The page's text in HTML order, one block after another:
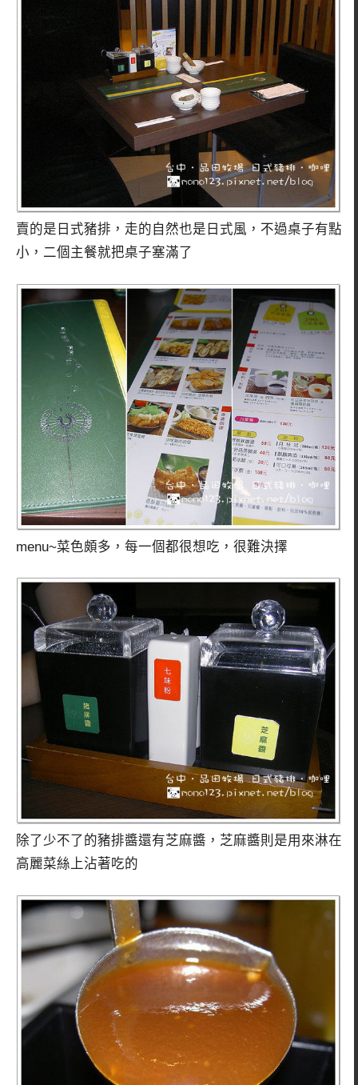
賣的是日式豬排，走的自然也是日式風，不過桌子有點
小，二個主餐就把桌子塞滿了
menu~菜色頗多，每一個都很想吃，很難決擇
除了少不了的豬排醬還有芝麻醬，芝麻醬則是用來淋在
高麗菜絲上沾著吃的